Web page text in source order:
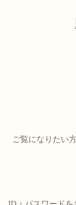
ご覧になりたい方